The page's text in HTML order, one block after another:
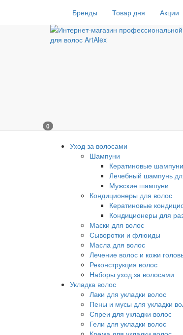
Бренды Товар дня Акции
0
Уход за волосами
Шампуни
Кератиновые шампуни
Лечебный шампунь
Мужские шампуни
Кондиционеры для волос
Кератиновые
Кондиционеры для
Маски для волос
Сыворотки и флюиды
Масла для волос
Лечение волос и кожи
Реконструкция волос
Наборы уход за волосами
Укладка волос
Лаки для укладки волос
Пены и мусы для укладки
Спреи для укладки волос
Гели для укладки волос